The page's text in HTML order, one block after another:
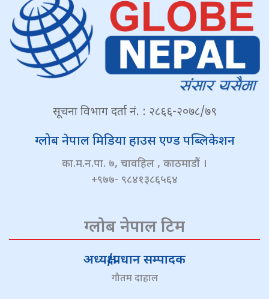
सूचना विभाग दर्ता नं. : २८६६-२०७८/७९
ग्लोब नेपाल मिडिया हाउस एण्ड पब्लिकेशन
का.म.न.पा. ७, चावहिल , काठमाडौं ।
+९७७- ९८४१३८६५६४
ग्लोब नेपाल टिम
अध्यक्ष/प्रधान सम्पादक
गौतम दाहाल